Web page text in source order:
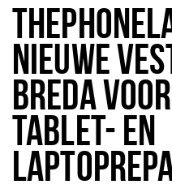
Eten
Drinken
Slapen
Recreatief
Winkels
Winkelgebieden
NIEUWE
BREDA
TABLET- EN